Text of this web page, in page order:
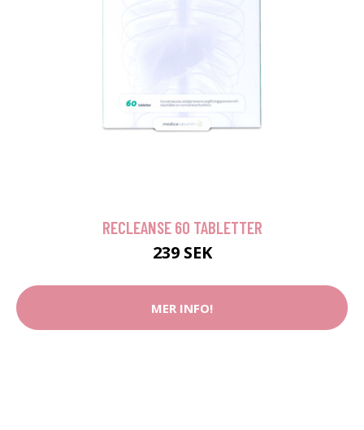
RECLEANSE 60 TABLETTER
239 SEK
MER INFO!